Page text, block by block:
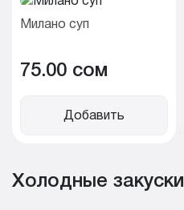
Милано суп
75.00 cом
Добавить
Холодные закуски